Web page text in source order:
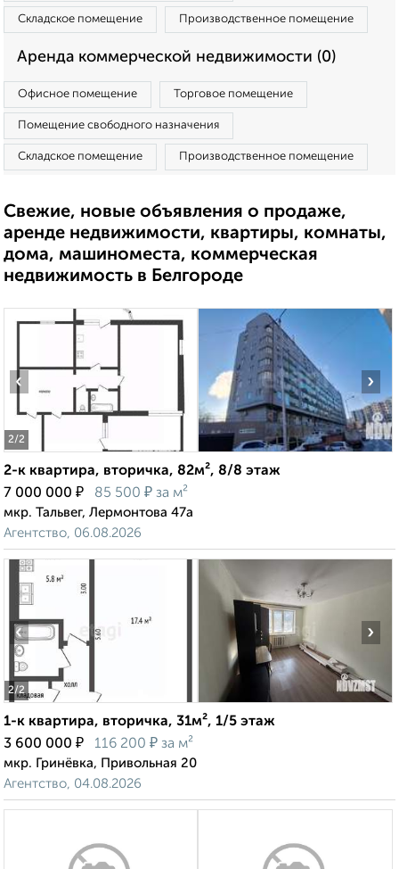
Складское помещение Производственное помещение
Аренда коммерческой недвижимости (0)
Офисное помещение Торговое помещение
Помещение свободного назначения
Складское помещение Производственное помещение
Свежие, новые объявления о продаже,
аренде недвижимости, квартиры, комнаты,
дома, машиноместа, коммерческая
недвижимость в Белгороде
2/2
‹ ›
2-к квартира, вторичка, 82м², 8/8 этаж
7 000 000 ₽ 85 500 ₽ за м²
мкр. Тальвег, Лермонтова 47а
Агентство, 06.08.2026
2/2
‹ ›
1-к квартира, вторичка, 31м², 1/5 этаж
3 600 000 ₽ 116 200 ₽ за м²
мкр. Гринёвка, Привольная 20
Агентство, 04.08.2026